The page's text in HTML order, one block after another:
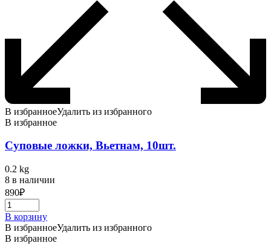
В избранноеУдалить из избранного
В избранное
Суповые ложки, Вьетнам, 10шт.
0.2 kg
8 в наличии
890₽
В корзину
В избранноеУдалить из избранного
В избранное